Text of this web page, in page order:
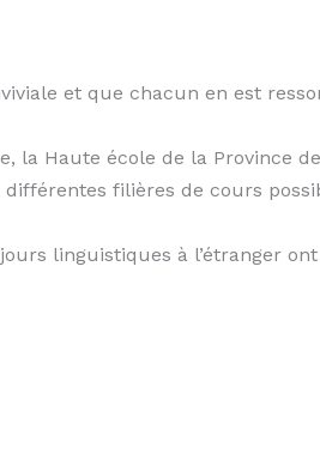
et que chacun en est
la Haute école de la Province
filières de cours
linguistiques à l’étranger